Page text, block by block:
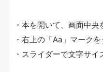
・本を開いて、画面中央
・右上の「Aa」マーク
・スライダーで文字サイ